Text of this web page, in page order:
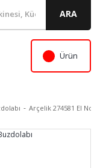
ARA
Ürün
Arçelik 274581 EI No